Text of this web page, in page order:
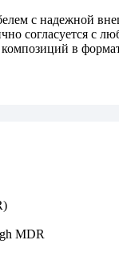
с надежной
согласуется с
в
MDR